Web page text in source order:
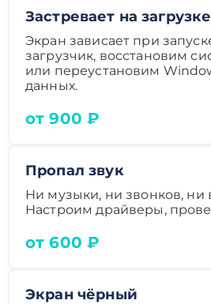
Застревает на загрузке
Экран зависает при
загрузчик, восстановим
или переустановим
данных.
от 900 ₽
Пропал звук
Ни музыки, ни звонков,
Настроим драйверы,
от 600 ₽
Экран чёрный